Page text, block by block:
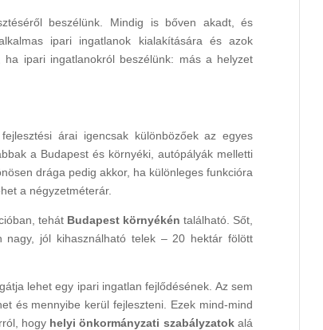
beszélünk. Mindig is bőven akadt, és
ipari ingatlanok kialakítására és azok
ipari ingatlanokról beszélünk: más a helyzet
árai igencsak különbözőek az egyes
a Budapest és környéki, autópályák melletti
drága pedig akkor, ha különleges funkcióra
a négyzetméterár.
tehát Budapest környékén található. Sőt,
nagy, jól kihasználható telek – 20 hektár fölött
lehet egy ipari ingatlan fejlődésének. Az sem
és mennyibe kerül fejleszteni. Ezek mind-mind
hogy helyi önkormányzati szabályzatokalá